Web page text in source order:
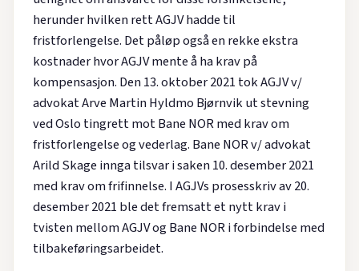
herunder hvilken rett AGJV hadde til
fristforlengelse. Det påløp også en rekke ekstra
kostnader hvor AGJV mente å ha krav på
kompensasjon. Den 13. oktober 2021 tok AGJV v/
advokat Arve Martin Hyldmo Bjørnvik ut stevning
ved Oslo tingrett mot Bane NOR med krav om
fristforlengelse og vederlag. Bane NOR v/ advokat
Arild Skage innga tilsvar i saken 10. desember 2021
med krav om frifinnelse. I AGJVs prosesskriv av 20.
desember 2021 ble det fremsatt et nytt krav i
tvisten mellom AGJV og Bane NOR i forbindelse med
tilbakeføringsarbeidet.